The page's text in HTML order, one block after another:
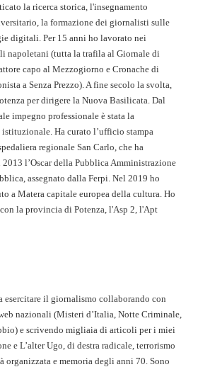
la ricerca storica, l'insegnamento
la formazione dei giornalisti sulle
digitali. Per 15 anni ho lavorato nei
napoletani (tutta la trafila al Giornale di
capo al Mezzogiorno e Cronache di
a Senza Prezzo). A fine secolo la svolta,
per dirigere la Nuova Basilicata. Dal
impegno professionale è stata la
Ha curato l’ufficio stampa
regionale San Carlo, che ha
l’Oscar della Pubblica Amministrazione
assegnato dalla Ferpi. Nel 2019 ho
a Matera capitale europea della cultura. Ho
la provincia di Potenza, l'Asp 2, l'Apt
esercitare il giornalismo collaborando con
nazionali (Misteri d’Italia, Notte Criminale,
e scrivendo migliaia di articoli per i miei
e L’alter Ugo, di destra radicale, terrorismo
organizzata e memoria degli anni 70. Sono